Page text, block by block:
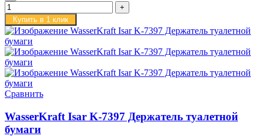
Купить в 1 клик
Сравнить
WasserKraft Isar K-7397 Держатель туалетной
бумаги